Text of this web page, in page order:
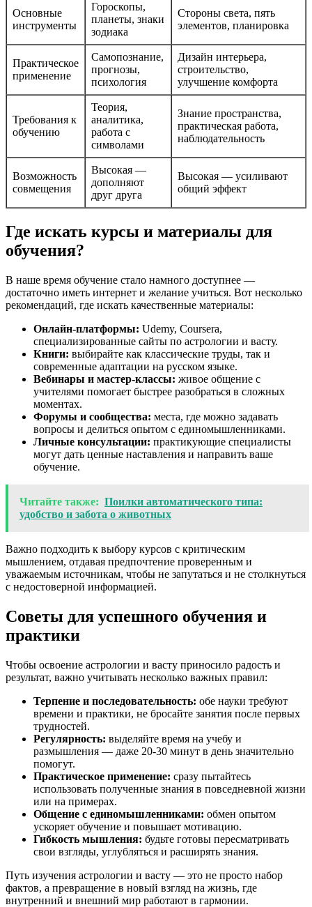
Основные
инструменты
Гороскопы,
планеты, знаки
зодиака
Стороны света, пять
элементов, планировка
Практическое
применение
Самопознание,
прогнозы,
психология
Дизайн интерьера,
строительство,
улучшение комфорта
Требования к
обучению
Теория,
аналитика,
работа с
символами
Знание пространства,
практическая работа,
наблюдательность
Возможность
совмещения
Высокая —
дополняют
друг друга
Высокая — усиливают
общий эффект
Где искать курсы и материалы для
обучения?
В наше время обучение стало намного доступнее —
достаточно иметь интернет и желание учиться. Вот несколько
рекомендаций, где искать качественные материалы:
Онлайн-платформы: Udemy, Coursera,
специализированные сайты по астрологии и васту.
Книги: выбирайте как классические труды, так и
современные адаптации на русском языке.
Вебинары и мастер-классы: живое общение с
учителями помогает быстрее разобраться в сложных
моментах.
Форумы и сообщества: места, где можно задавать
вопросы и делиться опытом с единомышленниками.
Личные консультации: практикующие специалисты
могут дать ценные наставления и направить ваше
обучение.
Читайте также: Поилки автоматического типа:
удобство и забота о животных
Важно подходить к выбору курсов с критическим
мышлением, отдавая предпочтение проверенным и
уважаемым источникам, чтобы не запутаться и не столкнуться
с недостоверной информацией.
Советы для успешного обучения и
практики
Чтобы освоение астрологии и васту приносило радость и
результат, важно учитывать несколько важных правил:
Терпение и последовательность: обе науки требуют
времени и практики, не бросайте занятия после первых
трудностей.
Регулярность: выделяйте время на учебу и
размышления — даже 20-30 минут в день значительно
помогут.
Практическое применение: сразу пытайтесь
использовать полученные знания в повседневной жизни
или на примерах.
Общение с единомышленниками: обмен опытом
ускоряет обучение и повышает мотивацию.
Гибкость мышления: будьте готовы пересматривать
свои взгляды, углубляться и расширять знания.
Путь изучения астрологии и васту — это не просто набор
фактов, а превращение в новый взгляд на жизнь, где
внутренний и внешний мир работают в гармонии.